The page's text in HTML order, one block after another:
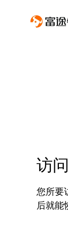
访
您所要
后就能